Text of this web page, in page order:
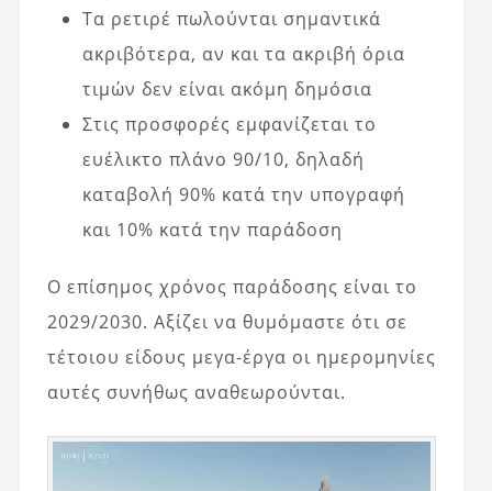
Τα ρετιρέ πωλούνται σημαντικά
ακριβότερα, αν και τα ακριβή όρια
τιμών δεν είναι ακόμη δημόσια
Στις προσφορές εμφανίζεται το
ευέλικτο πλάνο 90/10, δηλαδή
καταβολή 90% κατά την υπογραφή
και 10% κατά την παράδοση
Ο επίσημος χρόνος παράδοσης είναι το
2029/2030. Αξίζει να θυμόμαστε ότι σε
τέτοιου είδους μεγα-έργα οι ημερομηνίες
αυτές συνήθως αναθεωρούνται.